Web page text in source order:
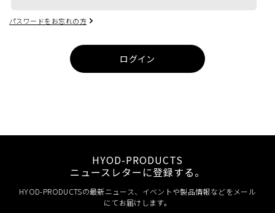
パスワードをお忘れの方
ログイン
HYOD-PRODUCTS
ニュースレターに登録する。
HYOD-PRODUCTSの最新ニュース、イベントや製品情報などをメール
にてお届けします。